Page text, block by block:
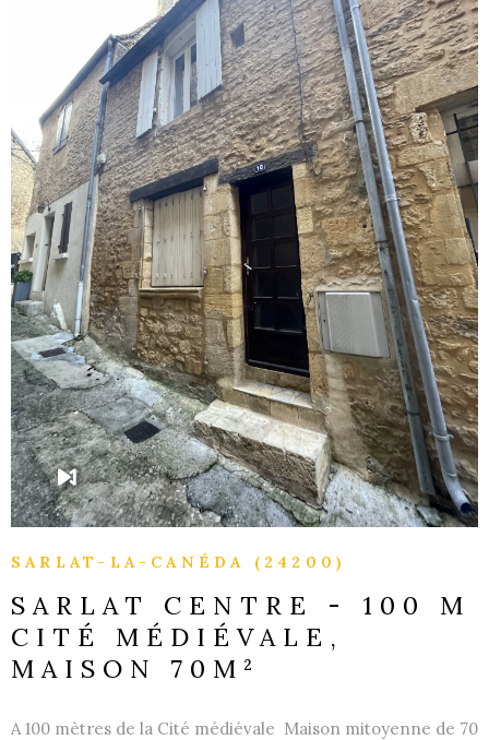
SARLAT-LA-CANÉDA (24200)
SARLAT CENTRE - 100 M
CITÉ MÉDIÉVALE,
MAISON 70M²
A 100 mètres de la Cité médiévale Maison mitoyenne de 70
VOIR LE BIEN